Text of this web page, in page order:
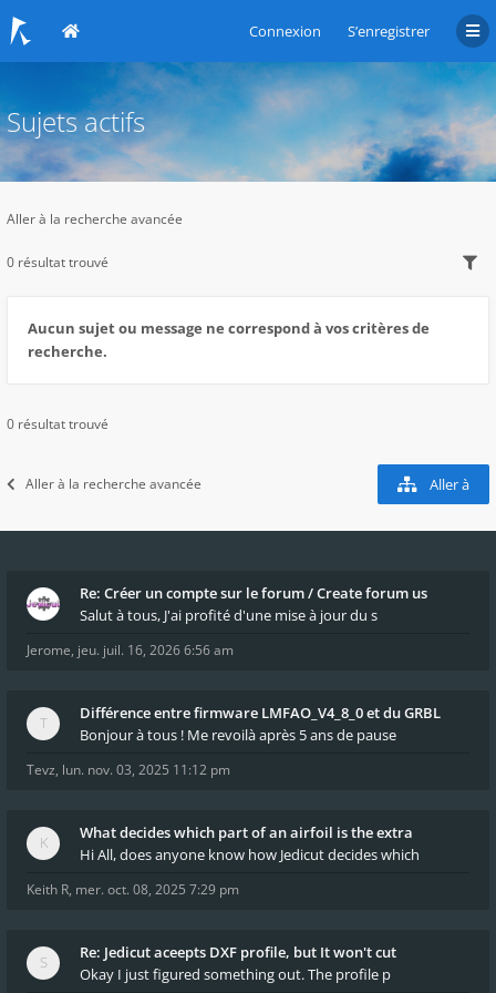
Connexion S’enregistrer
Sujets actifs
Aller à la recherche avancée
0 résultat trouvé
Aucun sujet ou message ne correspond à vos critères de
recherche.
0 résultat trouvé
Aller à la recherche avancée Aller à
Re: Créer un compte sur le forum / Create forum us
Salut à tous, J'ai profité d'une mise à jour du s
Jerome, jeu. juil. 16, 2026 6:56 am
Différence entre firmware LMFAO_V4_8_0 et du GRBL
Bonjour à tous ! Me revoilà après 5 ans de pause
Tevz, lun. nov. 03, 2025 11:12 pm
What decides which part of an airfoil is the extra
Hi All, does anyone know how Jedicut decides which
Keith R, mer. oct. 08, 2025 7:29 pm
Re: Jedicut aceepts DXF profile, but It won't cut
Okay I just figured something out. The profile p